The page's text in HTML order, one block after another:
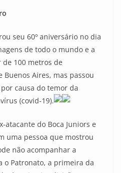
seu 60º aniversário no dia
de todo o mundo e a
100 metros de
Aires, mas passou
causa do temor da
(covid-19).
atacante do Boca Juniors e
uma pessoa que mostrou
não acompanhar a
o Patronato, a primeira da